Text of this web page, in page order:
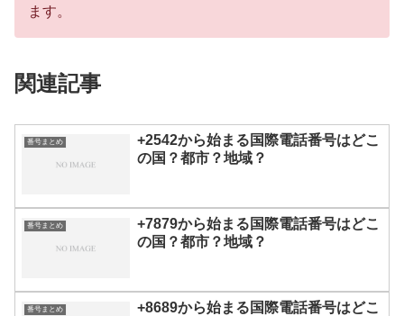
ます。
関連記事
番号まとめ
+2542から始まる国際電話番号はどこ
の国？都市？地域？
番号まとめ
+7879から始まる国際電話番号はどこ
の国？都市？地域？
番号まとめ
+8689から始まる国際電話番号はどこ